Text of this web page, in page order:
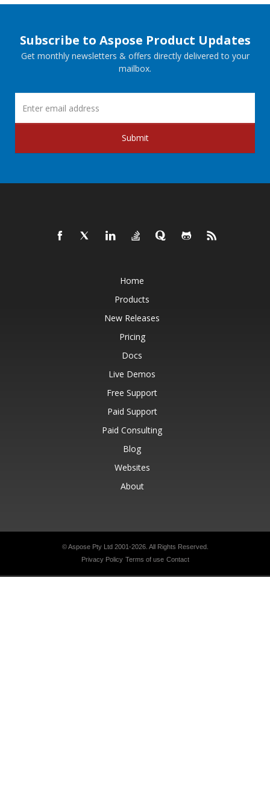
Subscribe to Aspose Product Updates
Get monthly newsletters & offers directly delivered to your
mailbox.
Submit
Home
Products
New Releases
Pricing
Docs
Live Demos
Free Support
Paid Support
Paid Consulting
Blog
Websites
About
© Aspose Pty Ltd 2001-2026. All Rights Reserved.
Privacy Policy Terms of use Contact